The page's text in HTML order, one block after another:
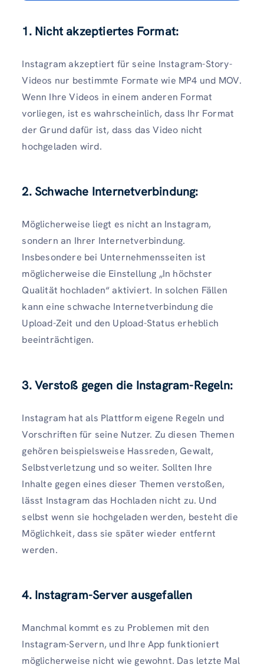
1. Nicht akzeptiertes Format:
Instagram akzeptiert für seine Instagram-Story-
Videos nur bestimmte Formate wie MP4 und MOV.
Wenn Ihre Videos in einem anderen Format
vorliegen, ist es wahrscheinlich, dass Ihr Format
der Grund dafür ist, dass das Video nicht
hochgeladen wird.
2. Schwache Internetverbindung:
Möglicherweise liegt es nicht an Instagram,
sondern an Ihrer Internetverbindung.
Insbesondere bei Unternehmensseiten ist
möglicherweise die Einstellung „In höchster
Qualität hochladen“ aktiviert. In solchen Fällen
kann eine schwache Internetverbindung die
Upload-Zeit und den Upload-Status erheblich
beeinträchtigen.
3. Verstoß gegen die Instagram-Regeln:
Instagram hat als Plattform eigene Regeln und
Vorschriften für seine Nutzer. Zu diesen Themen
gehören beispielsweise Hassreden, Gewalt,
Selbstverletzung und so weiter. Sollten Ihre
Inhalte gegen eines dieser Themen verstoßen,
lässt Instagram das Hochladen nicht zu. Und
selbst wenn sie hochgeladen werden, besteht die
Möglichkeit, dass sie später wieder entfernt
werden.
4. Instagram-Server ausgefallen
Manchmal kommt es zu Problemen mit den
Instagram-Servern, und Ihre App funktioniert
möglicherweise nicht wie gewohnt. Das letzte Mal